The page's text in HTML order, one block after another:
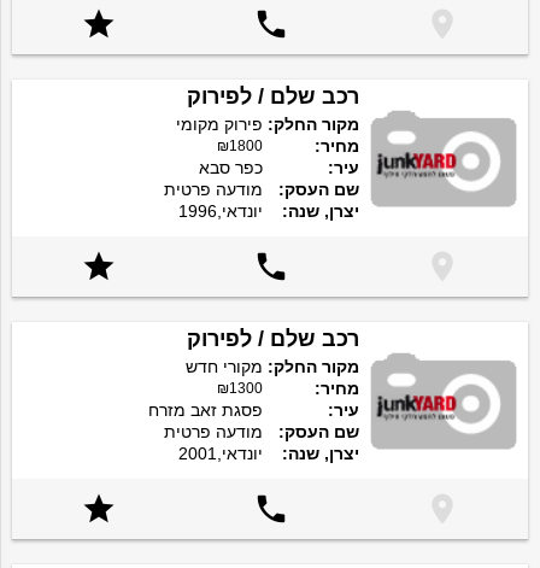



רכב שלם / לפירוק
מקור החלק: פירוק מקומי
מחיר:
₪1800
עיר:
כפר סבא
שם העסק:
מודעה פרטית
יצרן, שנה:
יונדאי,1996



רכב שלם / לפירוק
מקור החלק: מקורי חדש
מחיר:
₪1300
עיר:
פסגת זאב מזרח
שם העסק:
מודעה פרטית
יצרן, שנה:
יונדאי,2001


